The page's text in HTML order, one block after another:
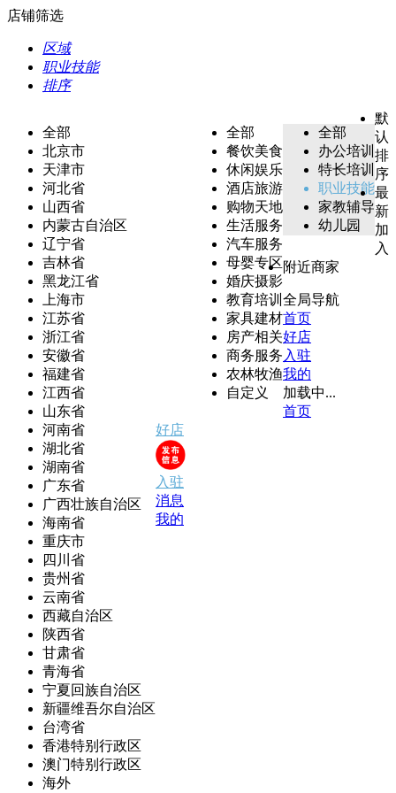
店铺筛选
区域
职业技能
排序
全部
北京市
天津市
河北省
山西省
内蒙古自治区
辽宁省
吉林省
黑龙江省
上海市
江苏省
浙江省
安徽省
福建省
江西省
山东省
河南省
湖北省
湖南省
广东省
广西壮族自治区
海南省
重庆市
四川省
贵州省
云南省
西藏自治区
陕西省
甘肃省
青海省
宁夏回族自治区
新疆维吾尔自治区
台湾省
香港特别行政区
澳门特别行政区
海外
全部
餐饮美食
休闲娱乐
酒店旅游
购物天地
生活服务
汽车服务
母婴专区
婚庆摄影
教育培训
家具建材
房产相关
商务服务
农林牧渔
自定义
全部
办公培训
特长培训
职业技能
家教辅导
幼儿园
默
认
排
序
最
新
加
入
附近商家
全局导航
首页
好店
入驻
我的
加载中...
首页
好店
入驻
消息
我的